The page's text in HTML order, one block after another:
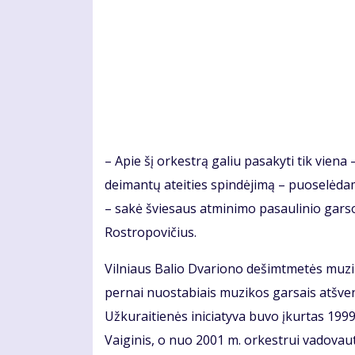
– Apie šį orkestrą galiu pasakyti tik viena
deimantų ateities spindėjimą –
– sakė šviesaus atminimo pasaulinio
Rostropovičius.
Vilniaus Balio Dvariono dešimtmetės
pernai nuostabiais muzikos garsais
Užkuraitienės iniciatyva buvo įkurtas
Vaiginis, o nuo 2001 m. orkestrui